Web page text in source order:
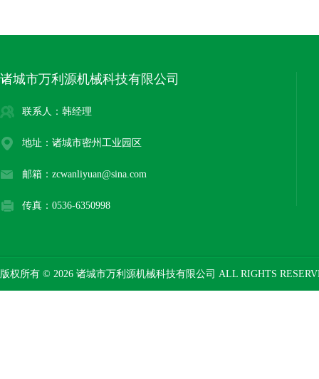
诸城市万利源机械科技有限公司
联系人：韩经理
地址：诸城市密州工业园区
邮箱：zcwanliyuan@sina.com
传真：0536-6350998
版权所有 © 2026 诸城市万利源机械科技有限公司 ALL RIGHTS